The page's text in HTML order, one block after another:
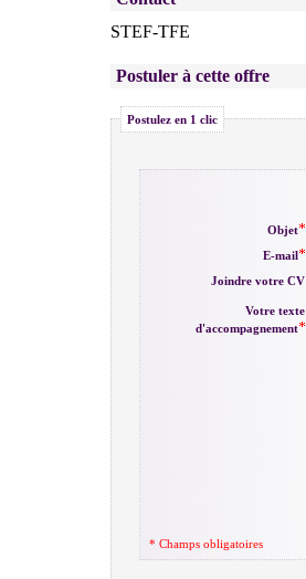
STEF-TFE
Postuler à cette offre
Postulez en 1 clic
Objet
E-mail
Joindre votre CV
Votre texte
d'accompagnement
* Champs obligatoires